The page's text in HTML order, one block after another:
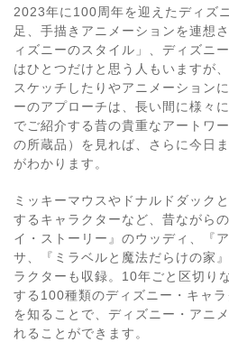
2023年に100周年を迎えたディズ
足、手描きアニメーションを連想
ィズニーのスタイル」、ディズニ
はひとつだけと思う人もいますが
スケッチしたりやアニメーション
ーのアプローチは、長い間に様々
でご紹介する昔の貴重なアートワ
の所蔵品）を見れば、さらに今日
がわかります。
ミッキーマウスやドナルドダック
するキャラクターなど、昔ながら
イ・ストーリー』のウッディ、『
サ、『ミラベルと魔法だらけの家
ラクターも収録。10年ごと区切り
する100種類のディズニー・キャ
を知ることで、ディズニー・アニ
れることができます。